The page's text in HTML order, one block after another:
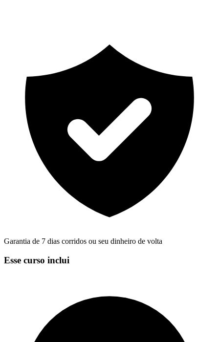
Garantia de 7 dias corridos ou seu dinheiro de volta
Esse curso inclui